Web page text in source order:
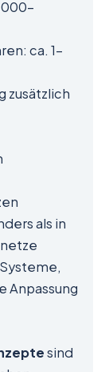
ca. 1–
zusätzlich
als in
Anpassung
sind